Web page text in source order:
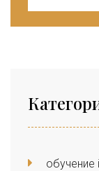
обучение